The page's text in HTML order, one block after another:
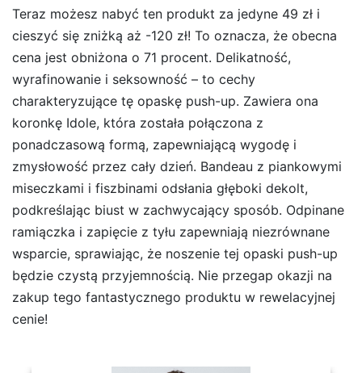
Teraz możesz nabyć ten produkt za jedyne 49 zł i
cieszyć się zniżką aż -120 zł! To oznacza, że obecna
cena jest obniżona o 71 procent. Delikatność,
wyrafinowanie i seksowność – to cechy
charakteryzujące tę opaskę push-up. Zawiera ona
koronkę Idole, która została połączona z
ponadczasową formą, zapewniającą wygodę i
zmysłowość przez cały dzień. Bandeau z piankowymi
miseczkami i fiszbinami odsłania głęboki dekolt,
podkreślając biust w zachwycający sposób. Odpinane
ramiączka i zapięcie z tyłu zapewniają niezrównane
wsparcie, sprawiając, że noszenie tej opaski push-up
będzie czystą przyjemnością. Nie przegap okazji na
zakup tego fantastycznego produktu w rewelacyjnej
cenie!